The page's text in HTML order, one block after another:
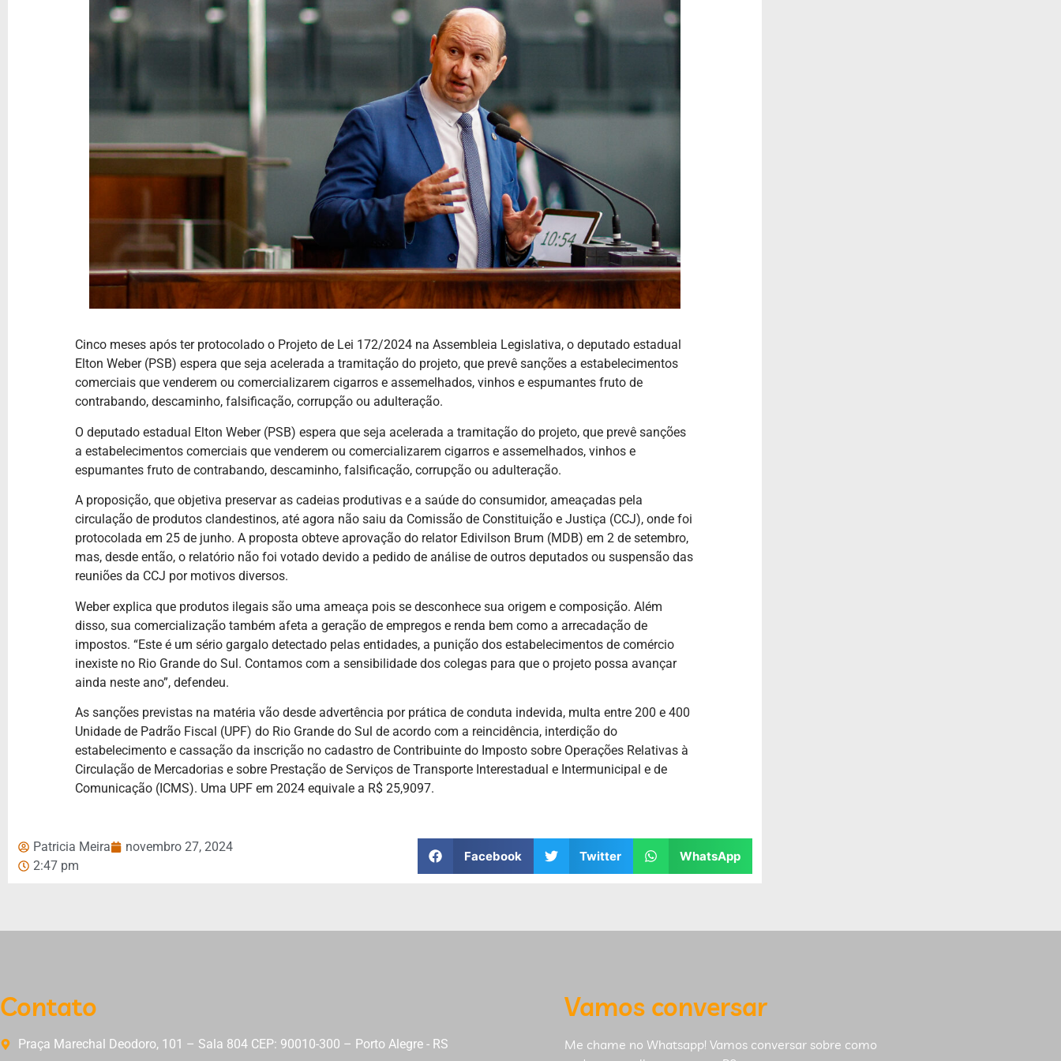
Cinco meses após ter protocolado o Projeto de Lei 172/2024 na Assembleia Legislativa, o deputado estadual
Elton Weber (PSB) espera que seja acelerada a tramitação do projeto, que prevê sanções a estabelecimentos
comerciais que venderem ou comercializarem cigarros e assemelhados, vinhos e espumantes fruto de
contrabando, descaminho, falsificação, corrupção ou adulteração.
O deputado estadual Elton Weber (PSB) espera que seja acelerada a tramitação do projeto, que prevê sanções
a estabelecimentos comerciais que venderem ou comercializarem cigarros e assemelhados, vinhos e
espumantes fruto de contrabando, descaminho, falsificação, corrupção ou adulteração.
A proposição, que objetiva preservar as cadeias produtivas e a saúde do consumidor, ameaçadas pela
circulação de produtos clandestinos, até agora não saiu da Comissão de Constituição e Justiça (CCJ), onde foi
protocolada em 25 de junho. A proposta obteve aprovação do relator Edivilson Brum (MDB) em 2 de setembro,
mas, desde então, o relatório não foi votado devido a pedido de análise de outros deputados ou suspensão das
reuniões da CCJ por motivos diversos.
Weber explica que produtos ilegais são uma ameaça pois se desconhece sua origem e composição. Além
disso, sua comercialização também afeta a geração de empregos e renda bem como a arrecadação de
impostos. “Este é um sério gargalo detectado pelas entidades, a punição dos estabelecimentos de comércio
inexiste no Rio Grande do Sul. Contamos com a sensibilidade dos colegas para que o projeto possa avançar
ainda neste ano”, defendeu.
As sanções previstas na matéria vão desde advertência por prática de conduta indevida, multa entre 200 e 400
Unidade de Padrão Fiscal (UPF) do Rio Grande do Sul de acordo com a reincidência, interdição do
estabelecimento e cassação da inscrição no cadastro de Contribuinte do Imposto sobre Operações Relativas à
Circulação de Mercadorias e sobre Prestação de Serviços de Transporte Interestadual e Intermunicipal e de
Comunicação (ICMS). Uma UPF em 2024 equivale a R$ 25,9097.
Patricia Meira
novembro 27, 2024
2:47 pm
Facebook Twitter WhatsApp
Contato
Praça Marechal Deodoro, 101 – Sala 804 CEP: 90010-300 – Porto Alegre - RS
Vamos conversar
Me chame no Whatsapp! Vamos conversar sobre como